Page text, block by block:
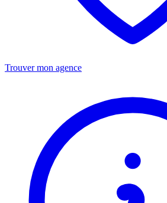
Trouver mon agence